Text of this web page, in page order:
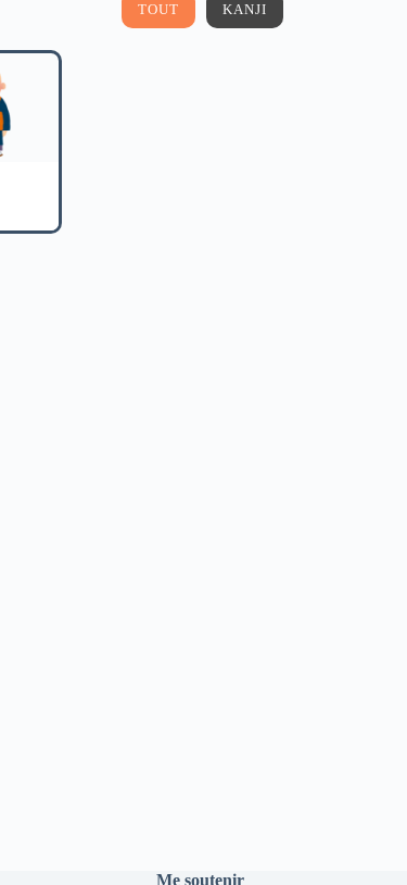
TOUT KANJI
Me soutenir